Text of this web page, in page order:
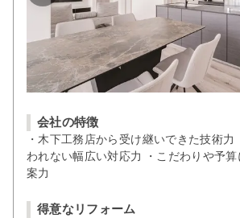
会社の特徴
・木下工務店から受け継いできた技術力
われない幅広い対応力 ・こだわりや予
案力
得意なリフォーム